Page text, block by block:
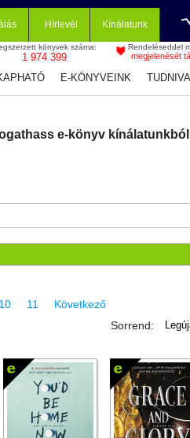
Hírlevél Kínálatunk
könyvek száma:
1 974 399
Rendeléseddel
megjelenését
E-KÖNYVEINK
e-könyv
10 11
Következő
Sorrend: